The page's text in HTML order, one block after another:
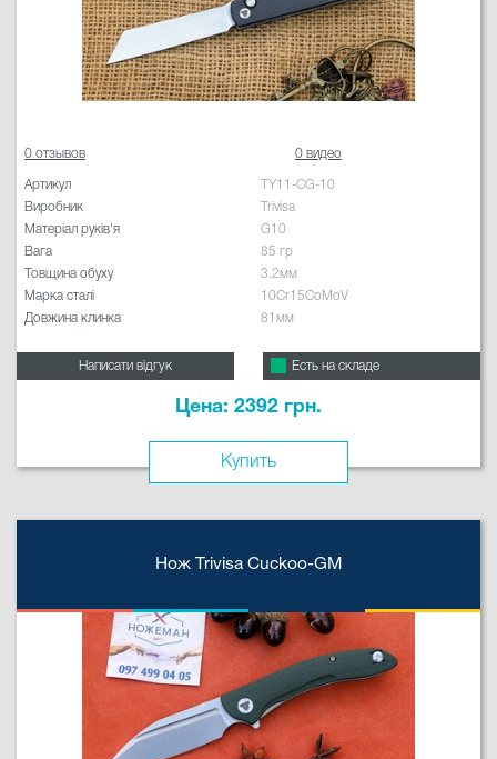
0 отзывов 0 видео
Артикул
TY11-CG-10
Виробник
Trivisa
Матеріал руків'я
G10
Вага
85 гр
Товщина обуху
3.2мм
Марка сталі
10Cr15CoMoV
Довжина клинка
81мм
Написати відгук Есть на складе
Цена: 2392 грн.
Купить
Нож Trivisa Cuckoo-GM